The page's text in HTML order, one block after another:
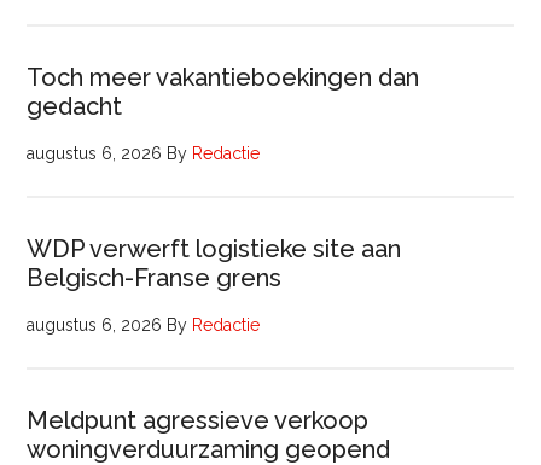
Toch meer vakantieboekingen dan
gedacht
augustus 6, 2026 By Redactie
WDP verwerft logistieke site aan
Belgisch-Franse grens
augustus 6, 2026 By Redactie
Meldpunt agressieve verkoop
woningverduurzaming geopend